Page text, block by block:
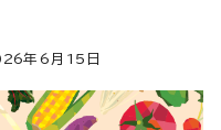
年6月 15 日